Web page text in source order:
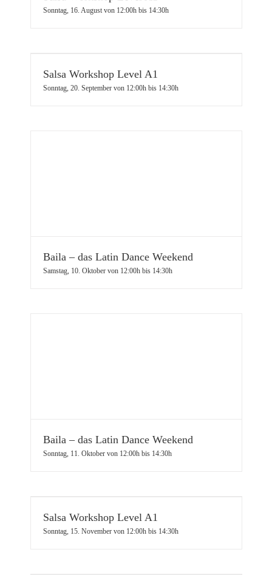
Sonntag, 16. August von 12:00hbis 14:30h
Salsa Workshop Level A1
Sonntag, 20. September von 12:00hbis 14:30h
Baila – das Latin Dance Weekend
Samstag, 10. Oktober von 12:00hbis 14:30h
Baila – das Latin Dance Weekend
Sonntag, 11. Oktober von 12:00hbis 14:30h
Salsa Workshop Level A1
Sonntag, 15. November von 12:00hbis 14:30h